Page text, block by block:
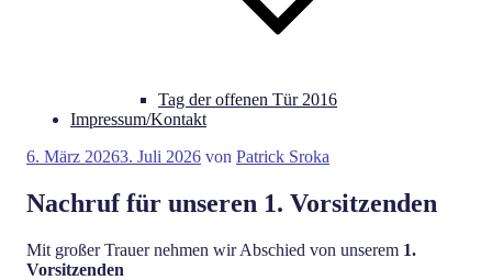
Tag der offenen Tür 2016
Impressum/Kontakt
Veröffentlicht
6. März 20263. Juli 2026 von Patrick Sroka
Nachruf für unseren 1. Vorsitzenden
Mit großer Trauer nehmen wir Abschied von unserem 1.
Vorsitzenden